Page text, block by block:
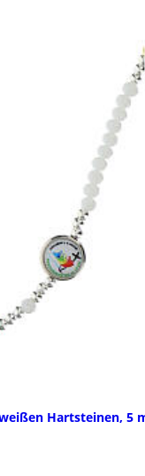
Hartsteinen, 5